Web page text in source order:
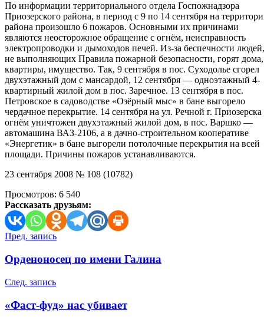
По информации территориального отдела Госпожнадзора
Приозерского района, в период с 9 по 14 сентября на
района произошло 6 пожаров. Основными их причинами
являются неосторожное обращение с огнём, неисправность
электропроводки и дымоходов печей. Из-за беспечности людей,
не выполняющих Правила пожарной безопасности, горят дома,
квартиры, имущество. Так, 9 сентября в пос. Суходолье сгорел
двухэтажный дом с мансардой, 12 сентября — одноэтажный 4-
квартирный жилой дом в пос. Заречное. 13 сентября в пос.
Петровское в садоводстве «Озёрный мыс» в бане выгорело
чердачное перекрытие. 14 сентября на ул. Речной г. Приозерска
огнём уничтожен двухэтажный жилой дом, в пос. Варшко —
автомашина ВАЗ-2106, а в дачно-строительном кооперативе
«Энергетик» в бане выгорели потолочные перекрытия на всей
площади. Причины пожаров устанавливаются.
23 сентября 2008 № 108 (10782)
Просмотров: 6 540
Рассказать друзьям:
Навигация
по
записям
Пред. запись
Орденоносец по имени Галина
След. запись
«Фаст-фуд» нас убивает